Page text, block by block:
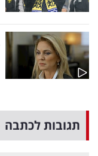
תגובות לכתבה